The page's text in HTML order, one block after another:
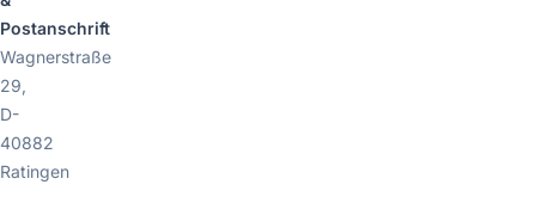
Postanschrift
Wagnerstraße
29,
D-
40882
Ratingen